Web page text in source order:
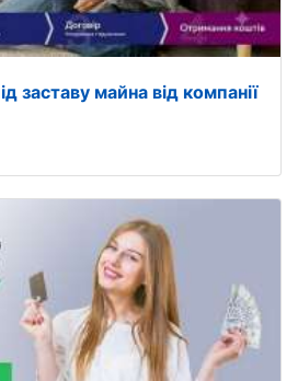
заставу майна від компанії